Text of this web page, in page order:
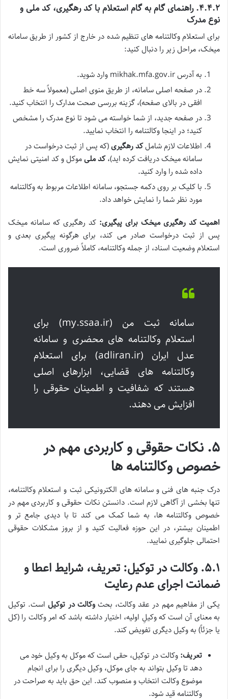
۴.۴.۲. راهنمای گام به گام استعلام با کد رهگیری، کد ملی و
نوع مدرک
برای استعلام وکالتنامه های تنظیم شده در خارج از کشور از طریق سامانه
میخک، مراحل زیر را دنبال کنید:
به آدرس mikhak.mfa.gov.ir وارد شوید.
در صفحه اصلی سامانه، از طریق منوی اصلی (معمولاً سه خط
افقی در بالای صفحه)، گزینه بررسی صحت مدارک را انتخاب کنید.
در صفحه جدید، از شما خواسته می شود تا نوع مدرک را مشخص
کنید؛ در اینجا وکالتنامه را انتخاب نمایید.
اطلاعات لازم شاملکد رهگیری(که پس از ثبت درخواست در
سامانه میخک دریافت کرده اید)،کد ملیموکل و کد امنیتی نمایش
داده شده را وارد کنید.
با کلیک بر روی دکمه جستجو، سامانه اطلاعات مربوط به وکالتنامه
مورد نظر شما را نمایش خواهد داد.
اهمیت کد رهگیری میخک برای پیگیری: کد رهگیری که سامانه میخک
پس از ثبت درخواست صادر می کند، برای هرگونه پیگیری بعدی و
استعلام وضعیت اسناد، از جمله وکالتنامه، کاملاً ضروری است.
سامانه ثبت من (my.ssaa.ir) برای
استعلام وکالتنامه های محضری و سامانه
عدل ایران (adliran.ir) برای استعلام
وکالتنامه های قضایی، ابزارهای اصلی
هستند که شفافیت و اطمینان حقوقی را
افزایش می دهند.
۵. نکات حقوقی و کاربردی مهم در
خصوص وکالتنامه ها
درک جنبه های فنی و سامانه های الکترونیکی ثبت و استعلام وکالتنامه،
تنها بخشی از آگاهی لازم است. دانستن نکات حقوقی و کاربردی مهم در
خصوص وکالتنامه ها، به شما کمک می کند تا با دیدی جامع تر و
اطمینان بیشتر، در این حوزه فعالیت کنید و از بروز مشکلات حقوقی
احتمالی جلوگیری نمایید.
۵.۱. وکالت در توکیل: تعریف، شرایط اعطا و
ضمانت اجرای عدم رعایت
یکی از مفاهیم مهم در عقد وکالت، بحثوکالت در توکیلاست. توکیل
به معنای آن است که وکیلِ اولیه، اختیار داشته باشد که امر وکالت را (کل
یا جزئاً) به وکیل دیگری تفویض کند.
تعریف: وکالت در توکیل، حقی است که موکل به وکیل خود می
دهد تا وکیل بتواند به جای موکل، وکیل دیگری را برای انجام
موضوع وکالت انتخاب و منصوب کند. این حق باید به صراحت در
وکالتنامه قید شود.